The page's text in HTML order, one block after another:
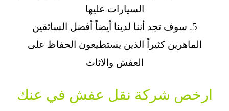
السيارات عليها
5. سوف تجد أننا لدينا أيضاً أفضل السائقين
الماهرين كثيراً الذين يستطيعون الحفاظ على
العفش والاثاث
ارخص شركة نقل عفش في عنك